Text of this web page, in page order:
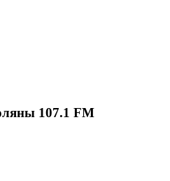
107.1 FM